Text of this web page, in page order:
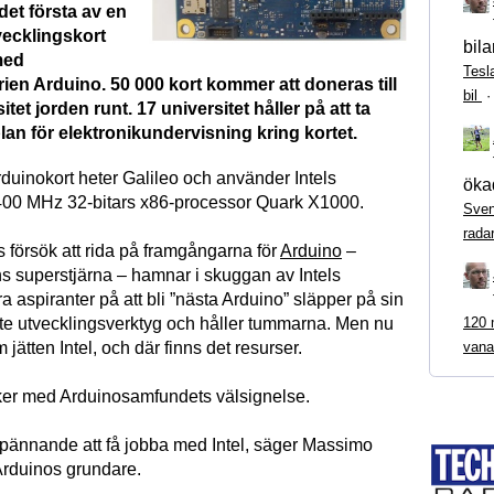
första av en
Arduino. 50 000 kort kommer att doneras till
jorden runt. 17 universitet håller på att ta
för elektronikundervisning kring kortet.
heter Galileo och använder Intels
MHz 32-bitars x86-processor Quark X1000.
försök att rida på framgångarna förArduino –
superstjärna – hamnar i skuggan av Intels
aspiranter på att bli ”nästa Arduino” släpper på sin
utvecklingsverktyg och håller tummarna. Men nu
jätten Intel, och där finns det resurser.
med Arduinosamfundets välsignelse.
att få jobba med Intel, säger Massimo
grundare.
bil
·
radar
120